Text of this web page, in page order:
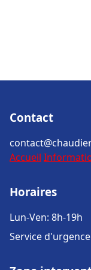
Contact
Accueil
Horaires
Lun-Ven: 8h-19h
Service